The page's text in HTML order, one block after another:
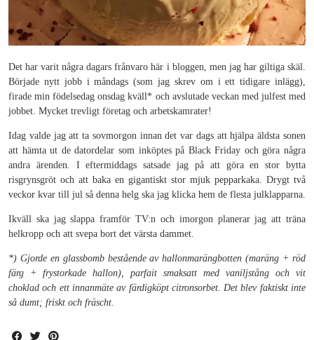
Det har varit några dagars frånvaro här i bloggen, men jag har giltiga skäl.
Började nytt jobb i måndags (som jag skrev om i ett tidigare inlägg),
firade min födelsedag onsdag kväll* och avslutade veckan med julfest med
jobbet. Mycket trevligt företag och arbetskamrater!
Idag valde jag att ta sovmorgon innan det var dags att hjälpa äldsta sonen
att hämta ut de datordelar som inköptes på Black Friday och göra några
andra ärenden. I eftermiddags satsade jag på att göra en stor bytta
risgrynsgröt och att baka en gigantiskt stor mjuk pepparkaka. Drygt två
veckor kvar till jul så denna helg ska jag klicka hem de flesta julklapparna.
Ikväll ska jag slappa framför TV:n och imorgon planerar jag att träna
helkropp och att svepa bort det värsta dammet.
*) Gjorde en glassbomb bestående av hallonmarängbotten (maräng + röd
färg + frystorkade hallon), parfait smaksatt med vaniljstång och vit
choklad och ett innanmäte av färdigköpt citronsorbet. Det blev faktiskt inte
så dumt; friskt och fräscht.